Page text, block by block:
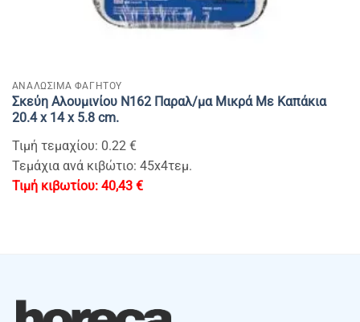
ΑΝΑΛΩΣΙΜΑ ΦΑΓΗΤΟΥ
Σκεύη Αλουμινίου Ν162 Παραλ/μα Μικρά Με Καπάκια
20.4 x 14 x 5.8 cm.
Τιμή τεμαχίου: 0.22 €
Τεμάχια ανά κιβώτιο: 45x4τεμ.
40,43 €